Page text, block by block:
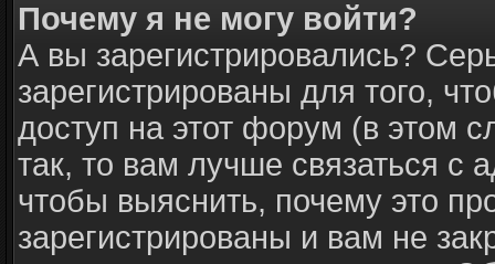
Почему я не могу войти?
А вы зарегистрировались?
зарегистрированы для того,
доступ на этот форум (в этом
так, то вам лучше связаться с
чтобы выяснить, почему это
зарегистрированы и вам не